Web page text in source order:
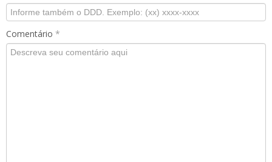
Comentário *